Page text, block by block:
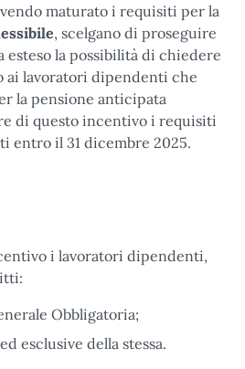
maturato i requisiti per la
, scelgano di proseguire
esteso la possibilità di chiedere
ai lavoratori dipendenti che
la pensione anticipata
di questo incentivo i requisiti
entro il 31 dicembre 2025.
i lavoratori dipendenti,
Obbligatoria;
esclusive della stessa.